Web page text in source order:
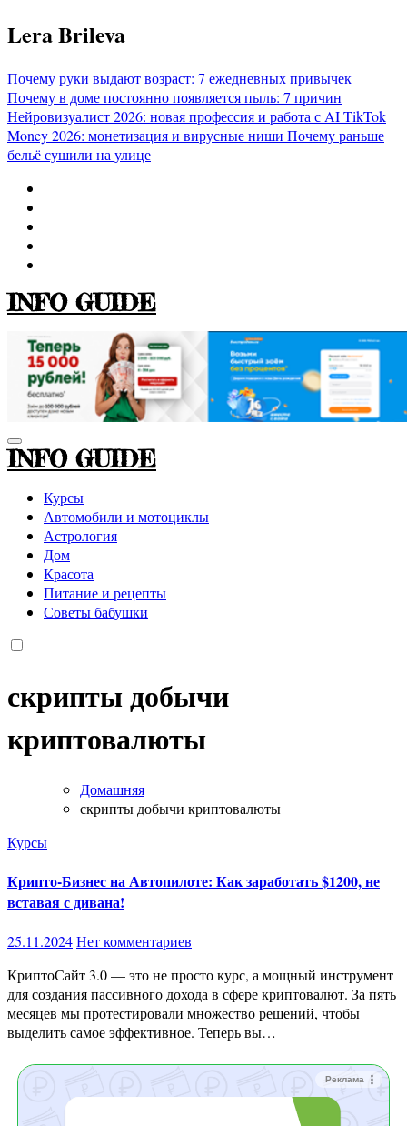
Перейти
к
Lera Brileva
Почему руки выдают возраст: 7 ежедневных привычек
Почему в доме постоянно появляется пыль: 7 причин
Нейровизуалист 2026: новая профессия и работа с AITikTok
Money 2026: монетизация и вирусные ниши Почему раньше
бельё сушили на улице
INFO GUIDE
INFO GUIDE
Курсы
Автомобили и мотоциклы
Астрология
Дом
Красота
Питание и рецепты
Советы бабушки
скрипты добычи
криптовалюты
Домашняя
скрипты добычи криптовалюты
Курсы
Крипто-Бизнес на Автопилоте: Как заработать $1200, не
вставая с дивана!
25.11.2024Нет комментариев
КриптоСайт 3.0 — это не просто курс, а мощный инструмент
для создания пассивного дохода в сфере криптовалют. За пять
месяцев мы протестировали множество решений, чтобы
выделить самое эффективное. Теперь вы…
Реклама